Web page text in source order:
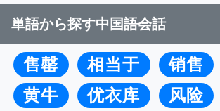
単語から探す中国語会話
售罄 相当于 销售
黄牛
优衣库 风险